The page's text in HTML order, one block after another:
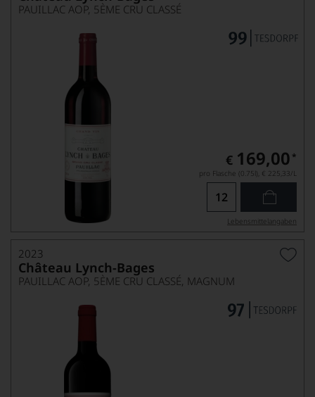
PAUILLAC AOP, 5ÈME CRU CLASSÉ
€ 169,00 *
pro Flasche (0.75l), € 225,33/L
Lebensmittel­angaben
2023
Château Lynch-Bages
PAUILLAC AOP, 5ÈME CRU CLASSÉ, MAGNUM